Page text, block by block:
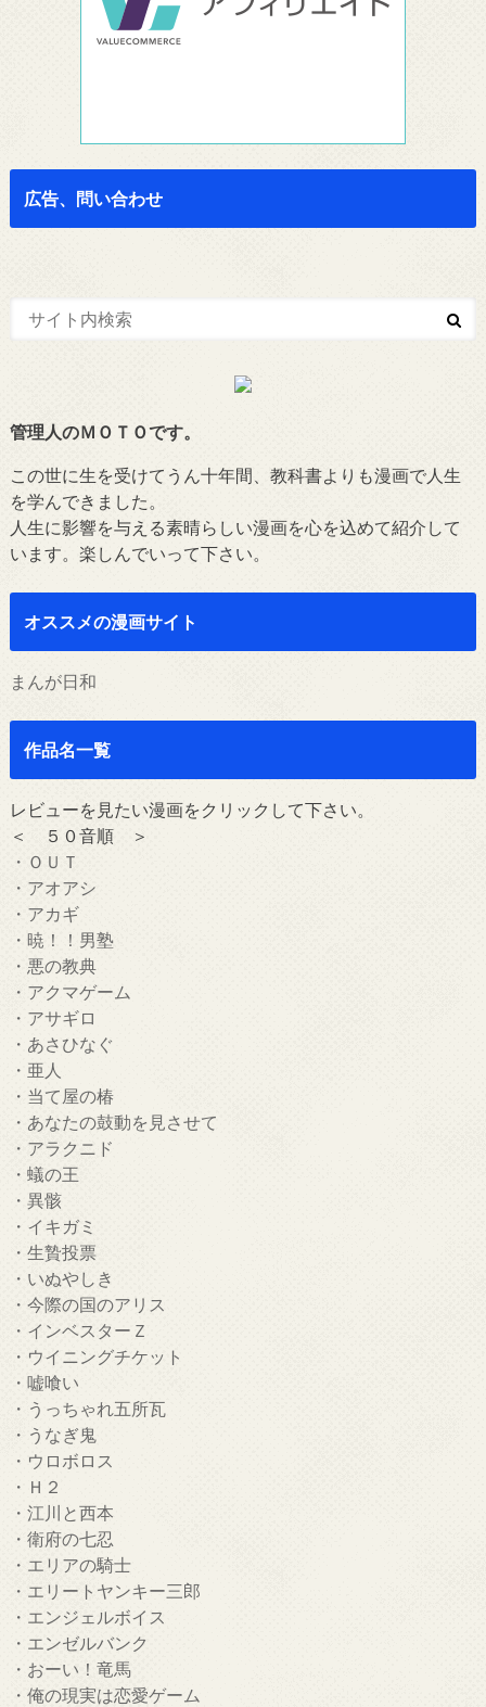
広告、問い合わせ
管理人のＭＯＴＯです。
この世に生を受けてうん十年間、教科書よりも漫画で人生
を学んできました。
人生に影響を与える素晴らしい漫画を心を込めて紹介して
います。楽しんでいって下さい。
オススメの漫画サイト
まんが日和
作品名一覧
レビューを見たい漫画をクリックして下さい。
＜ ５０音順 ＞
・ＯＵＴ
・アオアシ
・アカギ
・暁！！男塾
・悪の教典
・アクマゲーム
・アサギロ
・あさひなぐ
・亜人
・当て屋の椿
・あなたの鼓動を見させて
・アラクニド
・蟻の王
・異骸
・イキガミ
・生贄投票
・いぬやしき
・今際の国のアリス
・インベスターＺ
・ウイニングチケット
・嘘喰い
・うっちゃれ五所瓦
・うなぎ鬼
・ウロボロス
・Ｈ２
・江川と西本
・衛府の七忍
・エリアの騎士
・エリートヤンキー三郎
・エンジェルボイス
・エンゼルバンク
・おーい！竜馬
・俺の現実は恋愛ゲーム